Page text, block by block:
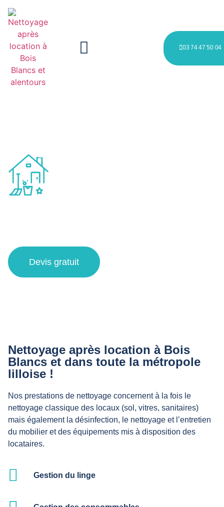
03 74 47 50 04
Devis gratuit
Nettoyage après location à Bois
Blancs et dans toute la métropole
lilloise !
Nos prestations de nettoyage concernent à la fois le
nettoyage classique des locaux (sol, vitres, sanitaires)
mais également la désinfection, le nettoyage et l’entretien
du mobilier et des équipements mis à disposition des
locataires.
Gestion du linge